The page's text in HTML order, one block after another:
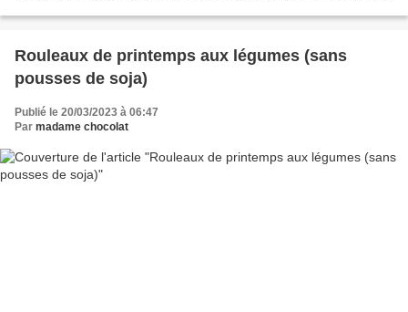
Rouleaux de printemps aux légumes (sans
pousses de soja)
Publié le 20/03/2023 à 06:47
Par madame chocolat